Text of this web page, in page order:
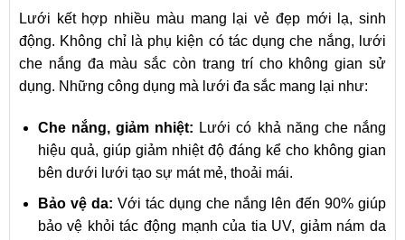
Lưới kết hợp nhiều màu mang lại vẻ đẹp mới lạ, sinh
động. Không chỉ là phụ kiện có tác dụng che nắng, lưới
che nắng đa màu sắc còn trang trí cho không gian sử
dụng. Những công dụng mà lưới đa sắc mang lại như:
Che nắng, giảm nhiệt: Lưới có khả năng che nắng
hiệu quả, giúp giảm nhiệt độ đáng kể cho không gian
bên dưới lưới tạo sự mát mẻ, thoải mái.
Bảo vệ da: Với tác dụng che nắng lên đến 90% giúp
bảo vệ khỏi tác động mạnh của tia UV, giảm nám da